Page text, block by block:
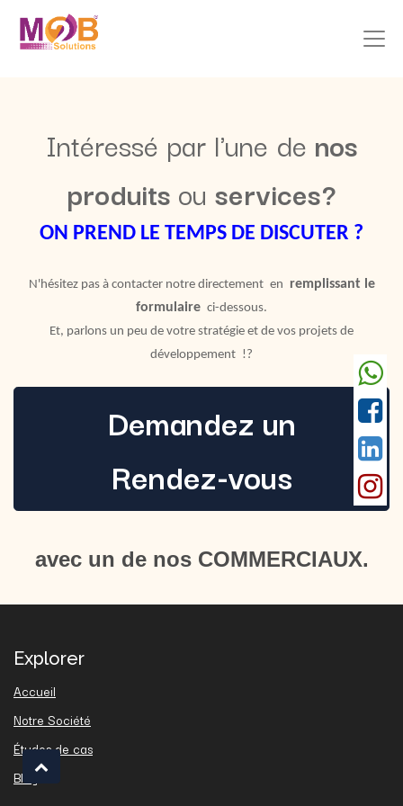
Intéressé par l'une de nos
produits ou services?
ON PREND LE TEMPS DE DISCUTER ?
N'hésitez pas à contacter notre directement en remplissant le
formulaire ci-dessous.
Et, parlons un peu de votre stratégie et de vos projets de
développement !?
Demandez un
Rendez-vous
avec un de nos COMMERCIAUX.
Explorer
Accueil
Notre Société
Études de cas
Blog